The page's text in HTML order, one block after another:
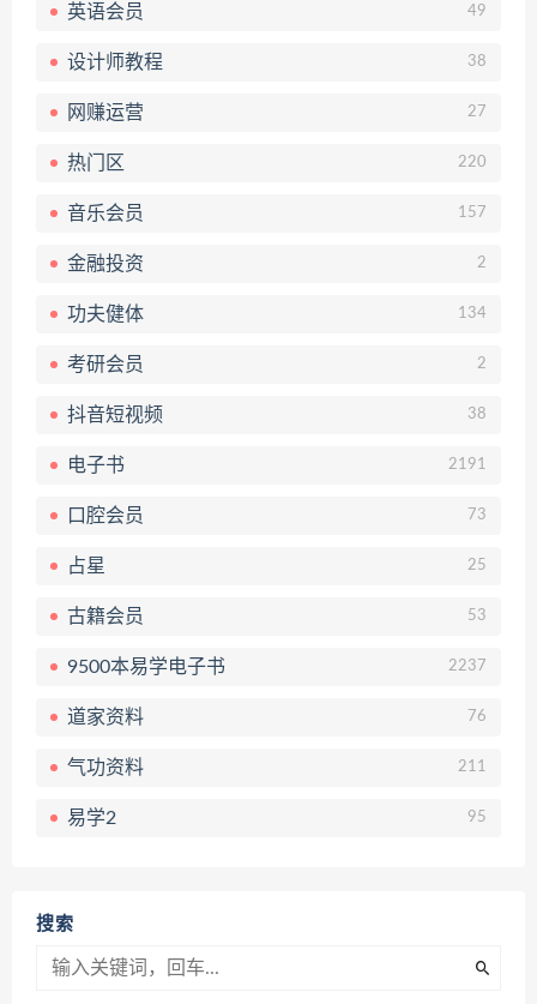
英语会员 49
设计师教程 38
网赚运营 27
热门区 220
音乐会员 157
金融投资 2
功夫健体 134
考研会员 2
抖音短视频 38
电子书 2191
口腔会员 73
占星 25
古籍会员 53
9500本易学电子书 2237
道家资料 76
气功资料 211
易学2 95
搜索